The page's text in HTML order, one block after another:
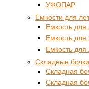
УФОПАР
Емкости для
Емкость
Емкость
Емкость
Складные бочки
Складная
Складная